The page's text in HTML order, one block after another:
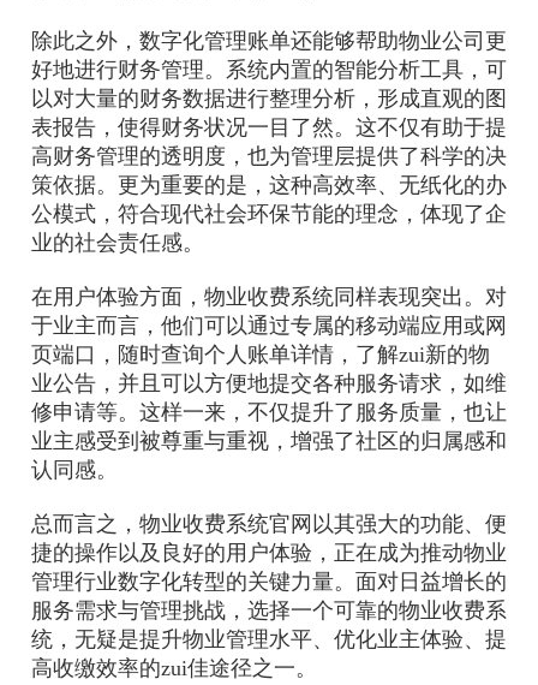
除此之外，数字化管理账单还能够帮助物业公司更
好地进行财务管理。系统内置的智能分析工具，可
以对大量的财务数据进行整理分析，形成直观的图
表报告，使得财务状况一目了然。这不仅有助于提
高财务管理的透明度，也为管理层提供了科学的决
策依据。更为重要的是，这种高效率、无纸化的办
公模式，符合现代社会环保节能的理念，体现了企
业的社会责任感。
在用户体验方面，物业收费系统同样表现突出。对
于业主而言，他们可以通过专属的移动端应用或网
页端口，随时查询个人账单详情，了解zui新的物
业公告，并且可以方便地提交各种服务请求，如维
修申请等。这样一来，不仅提升了服务质量，也让
业主感受到被尊重与重视，增强了社区的归属感和
认同感。
总而言之，物业收费系统官网以其强大的功能、便
捷的操作以及良好的用户体验，正在成为推动物业
管理行业数字化转型的关键力量。面对日益增长的
服务需求与管理挑战，选择一个可靠的物业收费系
统，无疑是提升物业管理水平、优化业主体验、提
高收缴效率的zui佳途径之一。